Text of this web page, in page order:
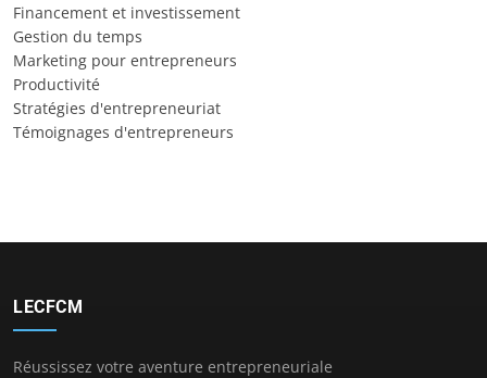
Financement et investissement
Gestion du temps
Marketing pour entrepreneurs
Productivité
Stratégies d'entrepreneuriat
Témoignages d'entrepreneurs
LECFCM
Réussissez votre aventure entrepreneuriale